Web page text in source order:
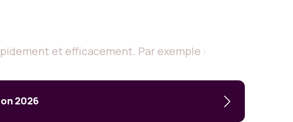
et efficacement. Par exemple :
2026